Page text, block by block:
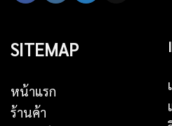
SITEMAP
หน้าแรก
ร้านค้า